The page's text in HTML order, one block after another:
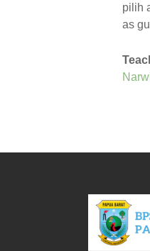
pilih
as